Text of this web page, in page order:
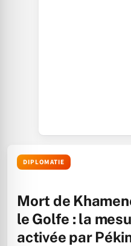
DIPLOMATIE
Mort de
le Golfe : la
activée par